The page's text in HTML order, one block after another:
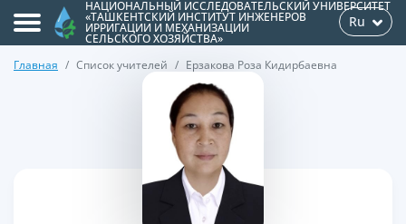
НАЦИОНАЛЬНЫЙ ИССЛЕДОВАТЕЛЬСКИЙ УНИВЕРСИТЕТ
«ТАШКЕНТСКИЙ ИНСТИТУТ ИНЖЕНЕРОВ
ИРРИГАЦИИ И МЕХАНИЗАЦИИ
СЕЛЬСКОГО ХОЗЯЙСТВА»
Ru
Главная Список учителей Eрзакова Роза Кидирбаевна